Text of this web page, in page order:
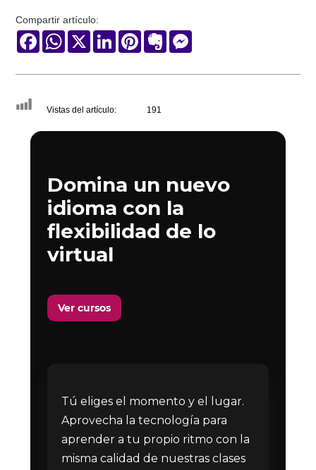
Compartir artículo:
FacebookWhatsApp
X LinkedInPinterestEvernote
Vistas del artículo: 191
Domina un nuevo
idioma con la
flexibilidad de lo
virtual
Ver cursos
Tú eliges el momento y el lugar.
Aprovecha la tecnología para
aprender a tu propio ritmo con la
misma calidad de nuestras clases